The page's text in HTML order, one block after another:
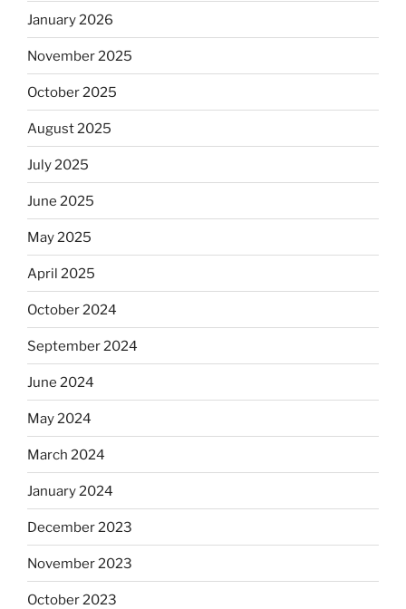
January 2026
November 2025
October 2025
August 2025
July 2025
June 2025
May 2025
April 2025
October 2024
September 2024
June 2024
May 2024
March 2024
January 2024
December 2023
November 2023
October 2023